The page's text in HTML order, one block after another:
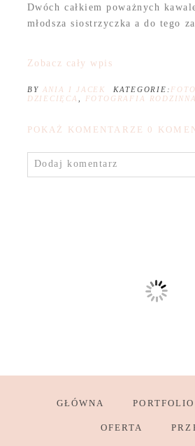
Dwóch całkiem poważnych
młodsza siostrzyczka a do tego
Zobacz cały wpis
BY ANIA I JACEK KATEGORIE:
DZIECIĘCA
FOTOGRAFIA RODZINNA
POKAŻ KOMENTARZE 0
Dodaj komentarz
GŁÓWNA PORTFOLIO
OFERTA